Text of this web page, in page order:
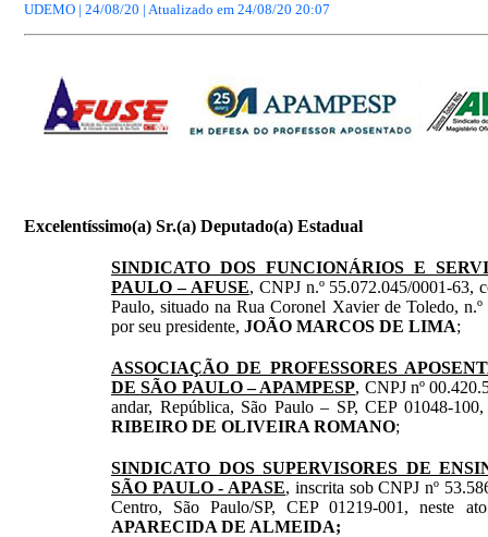
UDEMO | 24/08/20 | Atualizado em 24/08/20 20:07
Excelentíssimo(a) Sr.(a) Deputado(a) Estadual
SINDICATO DOS FUNCIONÁRIOS E
PAULO – AFUSE, CNPJ n.º 55.072.045/0001-63,
Paulo, situado na Rua Coronel Xavier de Toledo,
por seu presidente, JOÃO MARCOS DE LIMA;
ASSOCIAÇÃO DE PROFESSORES
DE SÃO PAULO – APAMPESP, CNPJ nº
andar, República, São Paulo – SP, CEP 01048-
RIBEIRO DE OLIVEIRA ROMANO;
SINDICATO DOS SUPERVISORES DE
SÃO PAULO - APASE, inscrita sob CNPJ nº
Centro, São Paulo/SP, CEP 01219-001, neste
APARECIDA DE ALMEIDA;